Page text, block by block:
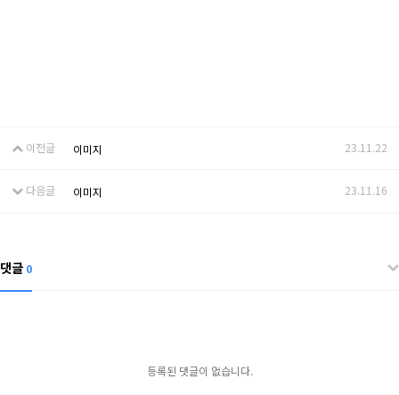
이전글 이미지 23.11.22
다음글 이미지 23.11.16
댓글 0
등록된 댓글이 없습니다.